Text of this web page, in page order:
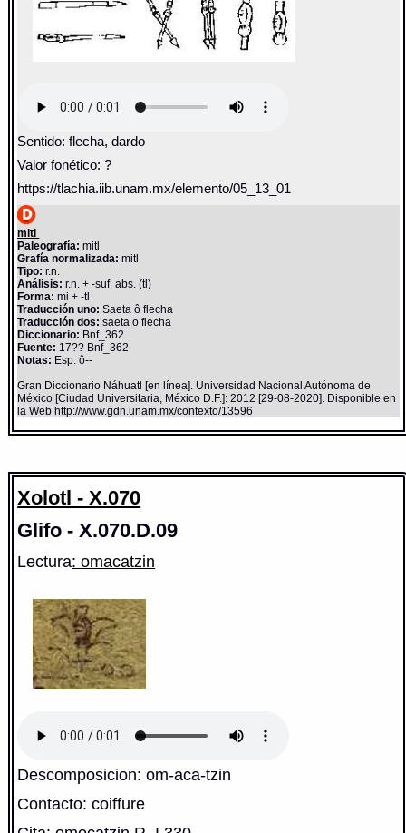
Sentido: flecha, dardo
Valor fonético: ?
https://tlachia.iib.unam.mx/elemento/05_13_01
mitl
Paleografía: mitl
Grafía normalizada: mitl
Tipo: r.n.
Análisis: r.n. + -suf. abs. (tl)
Forma: mi + -tl
Traducción uno: Saeta ô flecha
Traducción dos: saeta o flecha
Diccionario: Bnf_362
Fuente: 17?? Bnf_362
Notas: Esp: ô--
Gran Diccionario Náhuatl [en línea]. Universidad Nacional Autónoma de
México [Ciudad Universitaria, México D.F.]: 2012 [29-08-2020]. Disponible en
la Web http://www.gdn.unam.mx/contexto/13596
Xolotl - X.070
Glifo - X.070.D.09
Lectura: omacatzin
Descomposicion: om-aca-tzin
Contacto: coiffure